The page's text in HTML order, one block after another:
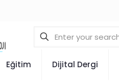
Eğitim Dijital Dergi